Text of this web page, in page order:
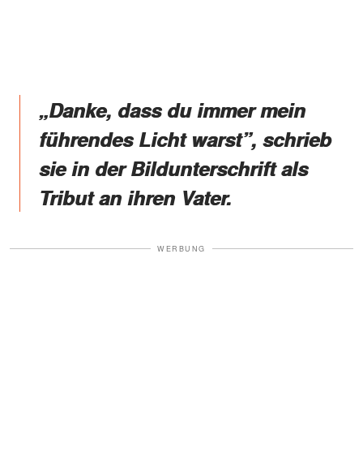
„Danke, dass du immer mein
führendes Licht warst”, schrieb
sie in der Bildunterschrift als
Tribut an ihren Vater.
WERBUNG